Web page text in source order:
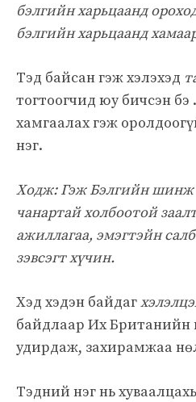
бэлгийн харьцаанд
бэлгийн харьцаанд
Тэд байсан гэж хэлэхэд
тогтоогчид юу бичсэн бэ
хамгаалах гэж
нэг.
Ходж: Гэж Бэлгийн
чанартай холбоотой
ажиллагаа, эмэгтэйн
зэвсэгт хүчин.
Хэд хэдэн байдаг
байдлаар Их Британийн
удирдаж, захирамжаа
Тэдний нэг нь